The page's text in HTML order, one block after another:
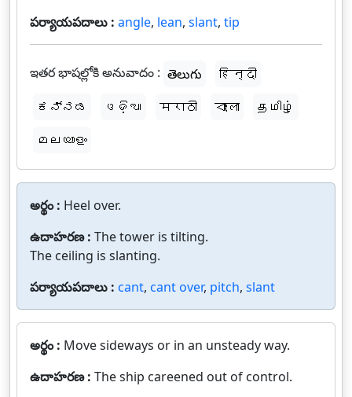
పర్యాయపదాలు : angle, lean, slant, tip
ఇతర భాషల్లోకి అనువాదం : తెలుగు
हिन्दी
ಕನ್ನಡ
ଓଡ଼ିଆ मराठी বাংলা
தமிழ்
മലയാളം
అర్థం : Heel over.
ఉదాహరణ : The tower is tilting.
The ceiling is slanting.
పర్యాయపదాలు : cant, cant over, pitch, slant
అర్థం : Move sideways or in an unsteady way.
ఉదాహరణ : The ship careened out of control.